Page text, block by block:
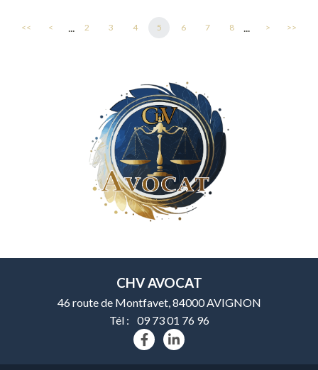
<< < ... 2 3 4 5 6 7 8 ... > >>
CHV AVOCAT
46 route de Montfavet, 84000 AVIGNON
Tél :
09 73 01 76 96